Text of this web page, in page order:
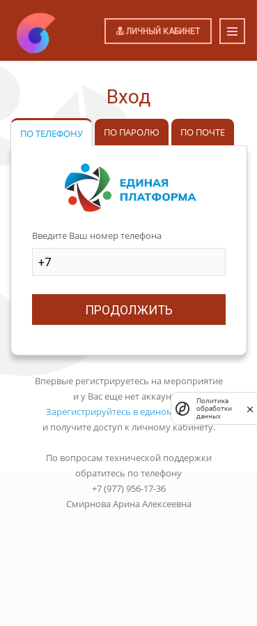
ЛИЧНЫЙ КАБИНЕТ
Вход
ПО ТЕЛЕФОНУ ПО ПАРОЛЮ ПО ПОЧТЕ
Введите Ваш номер телефона
ПРОДОЛЖИТЬ
Впервые регистрируетесь на мероприятие
и у Вас еще нет аккаунта?
Зарегистрируйтесь в едином портале
и получите доступ к личному кабинету.
По вопросам технической поддержки
обратитесь по телефону
+7 (977) 956-17-36
Смирнова Арина Алексеевна
Политика
обработки
данных